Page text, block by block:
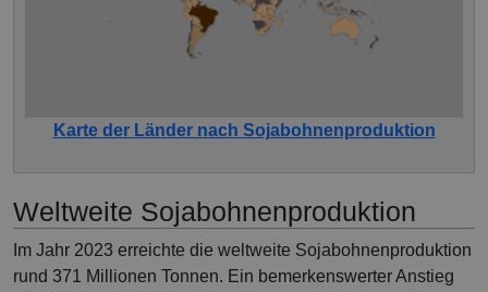
Karte der Länder nach Sojabohnenproduktion
Weltweite Sojabohnenproduktion
Im Jahr 2023 erreichte die weltweite Sojabohnenproduktion
rund 371 Millionen Tonnen. Ein bemerkenswerter Anstieg